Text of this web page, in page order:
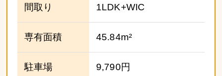
間取り 1LDK+WIC
専有面積 45.84m²
駐車場 9,790円